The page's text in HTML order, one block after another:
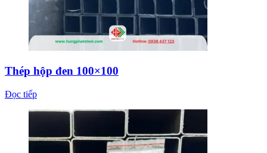
Thép hộp đen 100×100
Đọc tiếp